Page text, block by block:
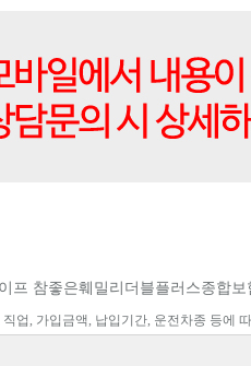
프 참좋은훼밀리더블플러스종합
업, 가입금액, 납입기간, 운전차종 등에